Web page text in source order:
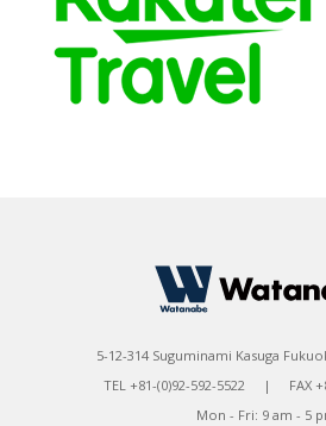
5-12-314 Suguminami Kasuga
TEL +81-(0)92-592-5522 | FAX
Mon - Fri: 9 am - 5